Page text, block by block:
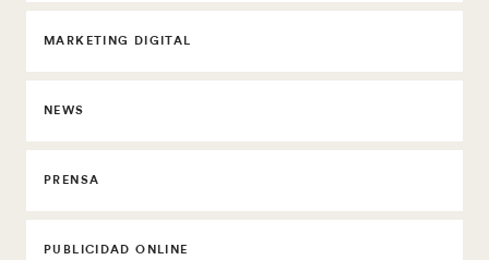
MARKETING DIGITAL
NEWS
PRENSA
PUBLICIDAD ONLINE